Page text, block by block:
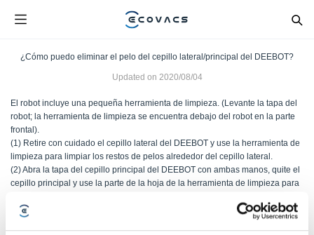
¿Cómo puedo eliminar el pelo del cepillo lateral/principal del DEEBOT?
Updated on 2020/08/04
El robot incluye una pequeña herramienta de limpieza. (Levante la tapa del
robot; la herramienta de limpieza se encuentra debajo del robot en la parte
frontal).
(1) Retire con cuidado el cepillo lateral del DEEBOT y use la herramienta de
limpieza para limpiar los restos de pelos alrededor del cepillo lateral.
(2) Abra la tapa del cepillo principal del DEEBOT con ambas manos, quite el
cepillo principal y use la parte de la hoja de la herramienta de limpieza para